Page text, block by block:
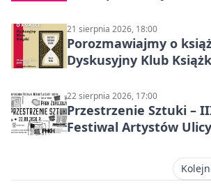
21 sierpnia 2026, 18:00
Porozmawiajmy o
Dyskusyjny Klub
22 sierpnia 2026, 17:00
Przestrzenie Sztuki –
Festiwal Artystów